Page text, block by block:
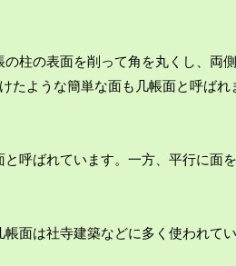
柱の表面を削って角を丸くし、両
たような簡単な面も几帳面と呼ばれ
呼ばれています。一方、平行に面
面は社寺建築などに多く使われて